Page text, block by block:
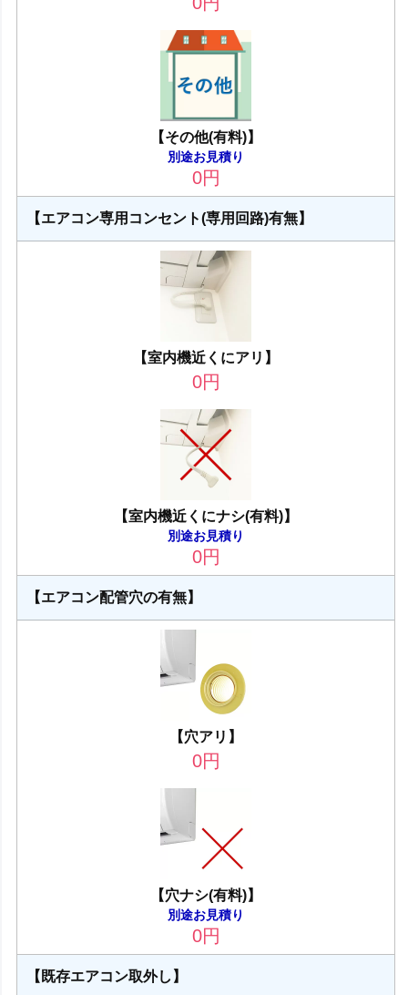
【その他(有料)】
別途お見積り
0円
【エアコン専用コンセント(専用回路)有無】
【室内機近くにアリ】
0円
【室内機近くにナシ(有料)】
別途お見積り
0円
【エアコン配管穴の有無】
【穴アリ】
0円
【穴ナシ(有料)】
別途お見積り
0円
【既存エアコン取外し】